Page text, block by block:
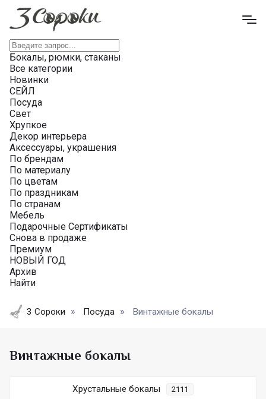
Бокалы, рюмки, стаканы
Все категории
Новинки
СЕЙЛ
Посуда
Свет
Хрупкое
Декор интерьера
Аксессуары, украшения
По брендам
По материалу
По цветам
По праздникам
По странам
Мебель
Подарочные Сертификаты
Снова в продаже
Премиум
НОВЫЙ ГОД
Архив
Найти
3 Сороки Посуда Винтажные бокалы
Винтажные бокалы
Хрустальные бокалы 2111